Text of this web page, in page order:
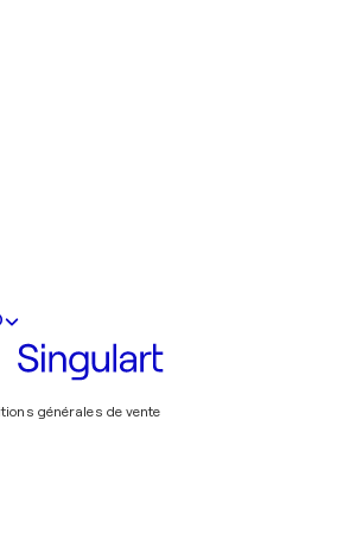
générales de vente